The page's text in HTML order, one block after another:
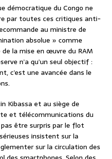
démocratique du Congo ne
par toutes ces critiques anti-
au ministre de
absolue » comme
la mise en œuvre du RAM
n’a qu’un seul objectif :
c’est une avancée dans le
Kibassa et au siège de
et télécommunications du
être surpris par le flot
insistent sur la
sur la circulation des